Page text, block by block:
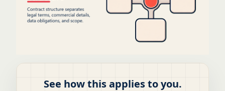
See how this applies to you.